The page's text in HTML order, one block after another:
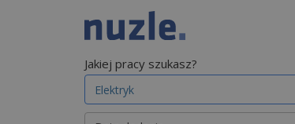
Jakiej pracy szukasz?